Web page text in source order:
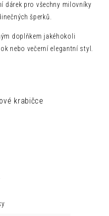
dárek pro všechny milovníky
šperků.
doplňkem jakéhokoli
nebo večerní elegantní styl.
krabičce